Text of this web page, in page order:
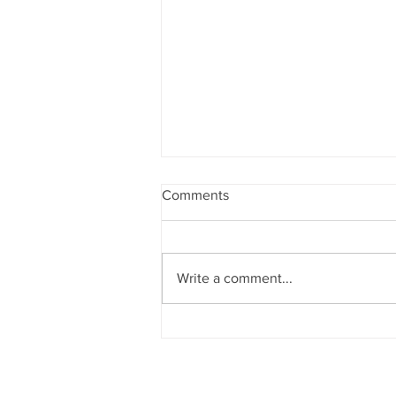
Tillykke til Lejre By !
Comments
Write a comment...